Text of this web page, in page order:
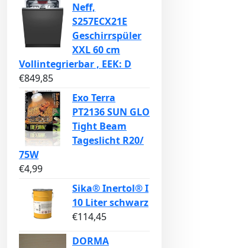
Neff,
S257ECX21E
Geschirrspüler
XXL 60 cm
Vollintegrierbar , EEK: D
€849,85
Exo Terra
PT2136 SUN GLO
Tight Beam
Tageslicht R20/
75W
€4,99
Sika® Inertol® I
10 Liter schwarz
€114,45
DORMA